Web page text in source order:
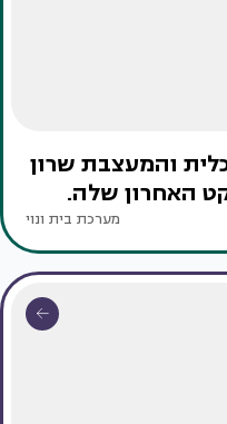
והמעצבת שרון
האחרון שלה.
מערכת בית ונוי